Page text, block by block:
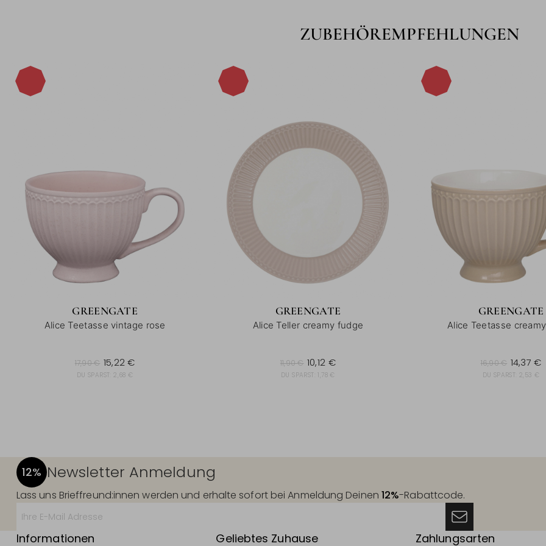
ZUBEHÖREMPFEHLUNGEN
GREENGATE
Alice Teetasse vintage rose
17,90 € 15,22 €
DU SPARST:2,68 €
GREENGATE
Alice Teller creamy fudge
11,90 € 10,12 €
DU SPARST: 1,78 €
GREENGATE
Alice Teetasse
16,90 € 14,37 €
DU SPARST:2,53 €
12% Newsletter Anmeldung
Lass uns Brieffreund:innen werden und erhalte sofort bei Anmeldung Deinen 12%-Rabattcode.
Informationen Geliebtes Zuhause Zahlungsarten